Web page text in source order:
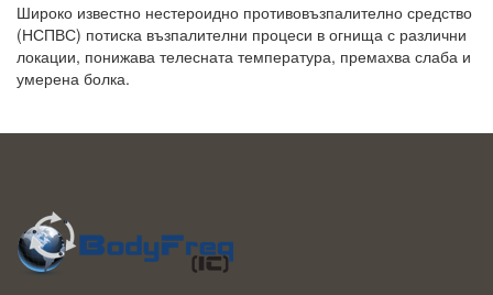
Широко известно нестероидно противовъзпалително средство
(НСПВС) потиска възпалителни процеси в огнища с различни
локации, понижава телесната температура, премахва слаба и
умерена болка.